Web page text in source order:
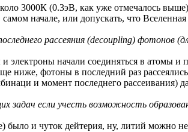
3000К (0.3эВ, как уже отмечалось
начале, или допускать, что
рассеяния (decoupling) фотонов
электроны начали соединяться в атомы
ниже, фотоны в последний раз
и момент последнего рассеивания)
задач если учесть возможность
и чуток дейтерия, ну, литий можно